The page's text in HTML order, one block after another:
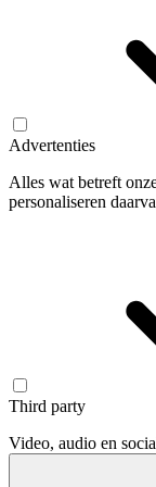
Advertenties
Alles wat betreft
personaliseren
Third party
Video, audio en